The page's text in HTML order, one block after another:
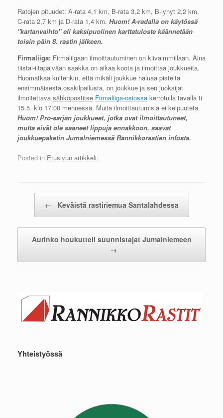
Ratojen pituudet: A-rata 4,1 km, B-rata 3,2 km, B-lyhyt 2,2 km,
C-rata 2,7 km ja D-rata 1,4 km. Huom! A-radalla on käytössä
"kartanvaihto" eli kaksipuolinen karttatuloste käännetään
toisin päin 8. rastin jälkeen.
Firmaliiga: Firmaliigaan ilmoittautuminen on kiivaimmillaan. Aina
tiistai-iltapäivään saakka on aikaa koota ja ilmoittaa joukkueita.
Huomatkaa kuitenkin, että mikäli joukkue haluaa pisteitä
ensimmäisestä osakilpailusta, on joukkue ja sen juoksijat
ilmoitettava sähköpostitse Firmaliiga-osiossa kerrotulla tavalla ti
15.5. klo 17:00 mennessä. Muita ilmoittautumisia ei kelpuuteta.
Huom! Pro-sarjan joukkueet, jotka ovat ilmoittautuneet,
mutta eivät ole saaneet lippuja ennakkoon, saavat
joukkuepaketin Jumalniemessä Rannikkorastien infosta.
Posted in Etusivun artikkeli.
← Keväistä rastiriemua Santalahdessa
Aurinko houkutteli suunnistajat Jumalniemeen
→
Yhteistyössä